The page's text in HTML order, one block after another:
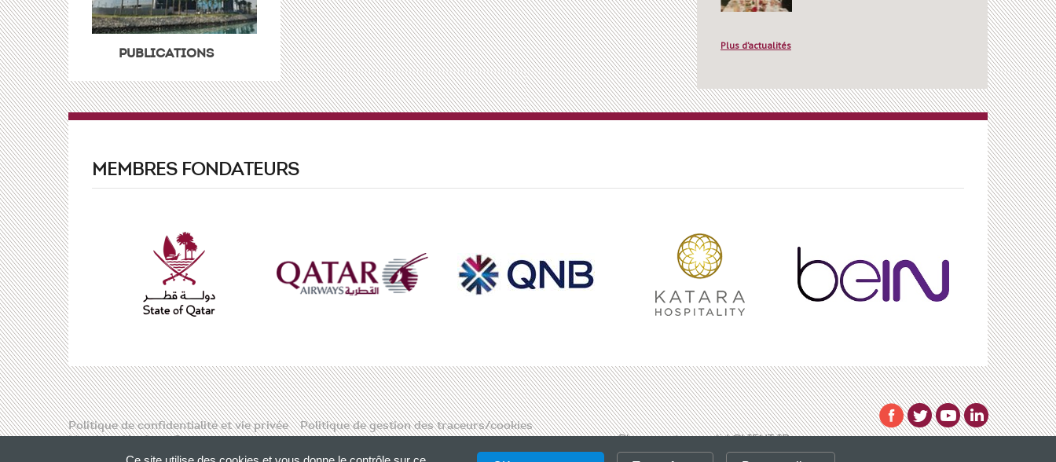
PUBLICATIONS
Plus d’actualités
MEMBRES FONDATEURS
Politique de confidentialité et vie privée
Politique de gestion des traceurs/cookies
Mentions légales
Contact Please, enter a valid CLIENT ID.